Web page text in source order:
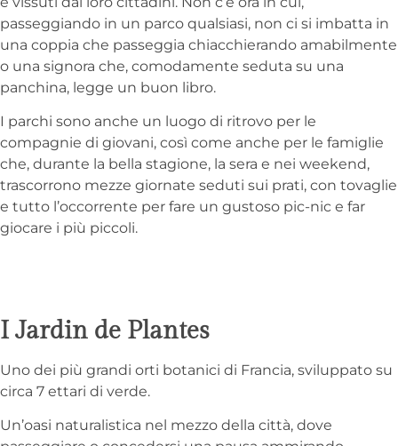
passeggiando in un parco qualsiasi, non ci si imbatta in
una coppia che passeggia chiacchierando amabilmente
o una signora che, comodamente seduta su una
panchina, legge un buon libro.
I parchi sono anche un luogo di ritrovo per le
compagnie di giovani, così come anche per le famiglie
che, durante la bella stagione, la sera e nei weekend,
trascorrono mezze giornate seduti sui prati, con tovaglie
e tutto l’occorrente per fare un gustoso pic-nic e far
giocare i più piccoli.
I Jardin de Plantes
Uno dei più grandi orti botanici di Francia, sviluppato su
circa 7 ettari di verde.
Un’oasi naturalistica nel mezzo della città, dove